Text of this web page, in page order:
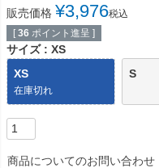
販売価格 ¥3,976税込
[ 36 ポイント進呈 ]
サイズ
XS
XS
在庫切れ
S
商品についてのお問い合わせ